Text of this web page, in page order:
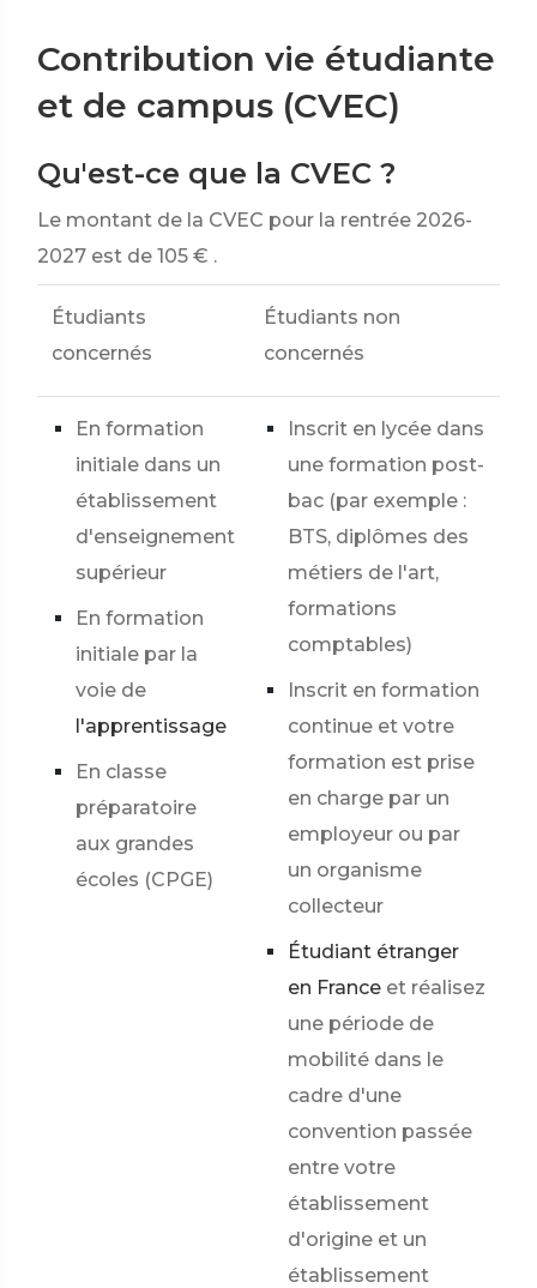
Contribution vie étudiante
et de campus (CVEC)
Qu'est-ce que la CVEC ?
Le montant de la CVEC pour la rentrée 2026-
2027 est de 105 € .
Étudiants
concernés
Étudiants non
concernés
En formation
initiale dans un
établissement
d'enseignement
supérieur
En formation
initiale par la
voie de
l'apprentissage
En classe
préparatoire
aux grandes
écoles (CPGE)
Inscrit en lycée dans
une formation post-
bac (par exemple :
BTS, diplômes des
métiers de l'art,
formations
comptables)
Inscrit en formation
continue et votre
formation est prise
en charge par un
employeur ou par
un organisme
collecteur
Étudiant étranger
en France et réalisez
une période de
mobilité dans le
cadre d'une
convention passée
entre votre
établissement
d'origine et un
établissement